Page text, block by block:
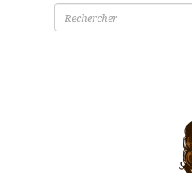
Recherche
pour: